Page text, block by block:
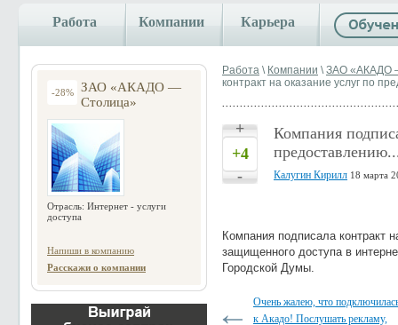
Работа Компании Карьера
-28%
ЗАО «АКАДО —
Столица»
Отрасль: Интернет - услуги
доступа
Напиши в компанию
Расскажи о компании
Работа \ Компании \ЗАО «АКАДО
контракт на оказание услуг по
+
+4
-
Компания
Калугин Кирилл 18 марта
Компания подписала контракт
защищенного доступа в
Городской Думы.
Очень жалею, что
к Акадо! Послушать рекламу,